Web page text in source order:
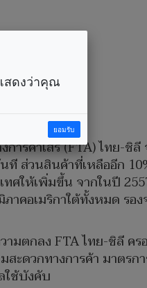
รค้าเสรี (FTA) ไทย-ชิ
ส่วนสินค้าที่เหลืออีก
ศให้เพิ่มขึ้น จากในปี
คอเมริกาใต้ทั้งหมด รอง
ามตกลง FTA ไทย-ชิลี ค
สะดวกทางการค้า มาตรก
ใช้บังคับ
สดงว่าคุณ
ยอมรับ